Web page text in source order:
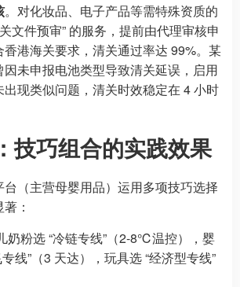
。对化妆品、电子产品等需特殊资质的
文件预审” 的服务，提前由代理审核申
港海关要求，清关通过率达 99%。某
未申报电池类型导致清关延误，启用
现类似问题，清关时效稳定在 4 小时
技巧组合的实践效果
（主营母婴用品）运用多项技巧选择
：
奶粉选 “冷链专线”（2-8℃温控），婴
线”（3 天达），玩具选 “经济型专线”